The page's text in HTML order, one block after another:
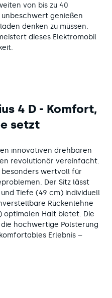
von bis zu 40
unbeschwert genießen
denken zu müssen.
dieses Elektromobil
4 D - Komfort,
setzt
innovativen drehbaren
revolutionär vereinfacht.
besonders wertvoll für
Der Sitz lässt
Tiefe (49 cm) individuell
Rückenlehne
optimalen Halt bietet. Die
hochwertige Polsterung
Erlebnis –